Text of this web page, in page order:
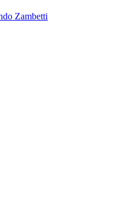
Zambetti